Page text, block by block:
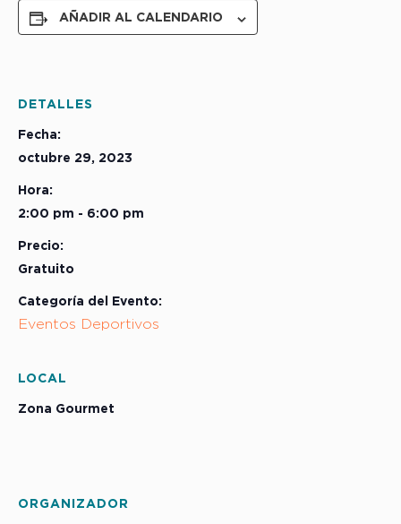
AÑADIR AL CALENDARIO
DETALLES
Fecha:
octubre 29, 2023
Hora:
2:00 pm - 6:00 pm
Precio:
Gratuito
Categoría del Evento:
Eventos Deportivos
LOCAL
Zona Gourmet
ORGANIZADOR